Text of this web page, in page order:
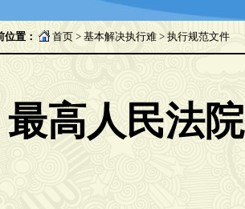
位置： 首页 > 基本解决执行难 > 执行规范文件
最高人民法